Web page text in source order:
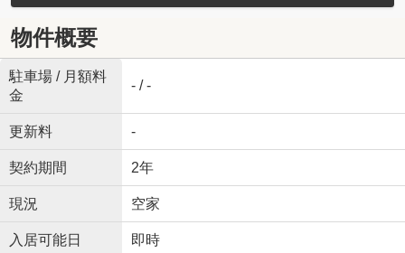
物件概要
駐車場 / 月額料
金
- / -
更新料 -
契約期間 2年
現況 空家
入居可能日 即時